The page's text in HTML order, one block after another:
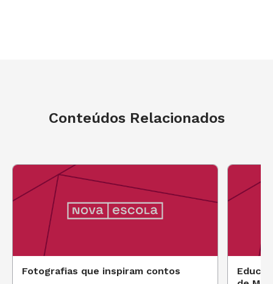
Conteúdos Relacionados
Fotografias que inspiram contos